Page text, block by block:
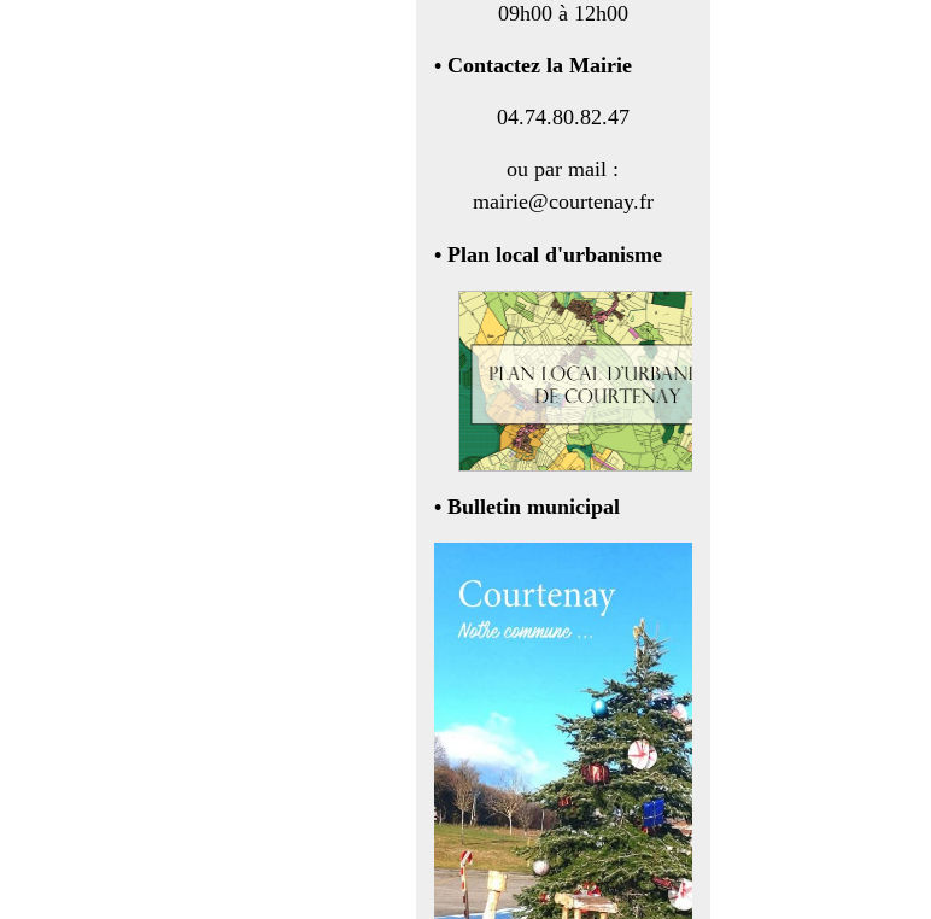
09h00 à 12h00
• Contactez la Mairie
04.74.80.82.47
ou par mail :
mairie@courtenay.fr
• Plan local d'urbanisme
• Bulletin municipal